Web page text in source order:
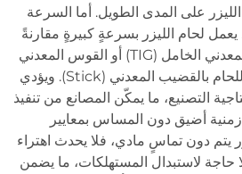
على المدى الطويل. أما السرعة
لحام الليزر بسرعةٍ كبيرةٍ مقارنةً
بعمليات اللحام بالقوس المعدني الخامل (TIG) أو القوس المعدني
المحمي بالغاز (MIG) أو اللحام بالقضيب المعدني (Stick). ويؤدي
التصنيع، ما يمكّن المصانع من تنفيذ
أضيق دون المساس بمعايير
يتم دون تماسٍ مادي، فلا يحدث اهتراء
حاجة لاستبدال المستهلكات، ما يضمن